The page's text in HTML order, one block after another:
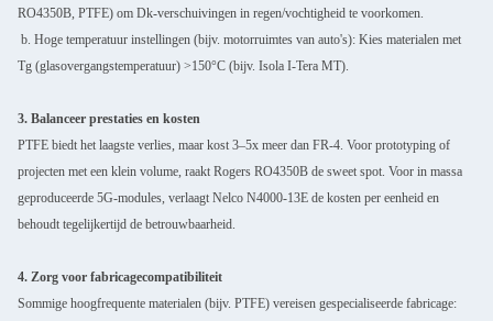
RO4350B, PTFE) om Dk-verschuivingen in regen/vochtigheid te voorkomen.
b. Hoge temperatuur instellingen (bijv. motorruimtes van auto's): Kies materialen met
Tg (glasovergangstemperatuur) >150°C (bijv. Isola I-Tera MT).
3. Balanceer prestaties en kosten
PTFE biedt het laagste verlies, maar kost 3–5x meer dan FR-4. Voor prototyping of
projecten met een klein volume, raakt Rogers RO4350B de sweet spot. Voor in massa
geproduceerde 5G-modules, verlaagt Nelco N4000-13E de kosten per eenheid en
behoudt tegelijkertijd de betrouwbaarheid.
4. Zorg voor fabricagecompatibiliteit
Sommige hoogfrequente materialen (bijv. PTFE) vereisen gespecialiseerde fabricage: